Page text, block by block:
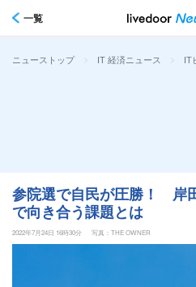
一覧
ニューストップ > IT 経済ニュース > IT
参院選で自民が圧勝！ 岸
で向き合う課題とは
2022年7月24日 16時30分 写真：THE OWNER